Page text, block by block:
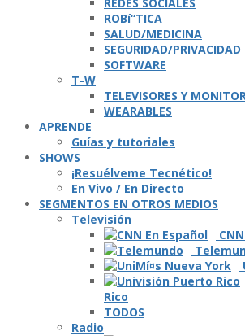
ROBí“TICA
SALUD/MEDICINA
SEGURIDAD/PRIVACIDAD
SOFTWARE
T-W
TELEVISORES Y
WEARABLES
APRENDE
Guí­as y tutoriales
SHOWS
¡Resuélveme Tecnético!
En Vivo / En Directo
SEGMENTOS EN OTROS MEDIOS
Televisión
Rico
TODOS
Radio